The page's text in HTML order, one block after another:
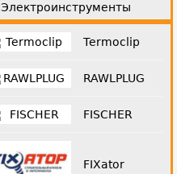
Электроинструменты
Termoclip
RAWLPLUG
FISCHER
FIXator